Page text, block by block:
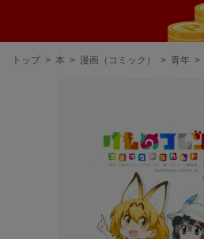
現
トップ > 本 > 漫画（コミック） > 青年 >